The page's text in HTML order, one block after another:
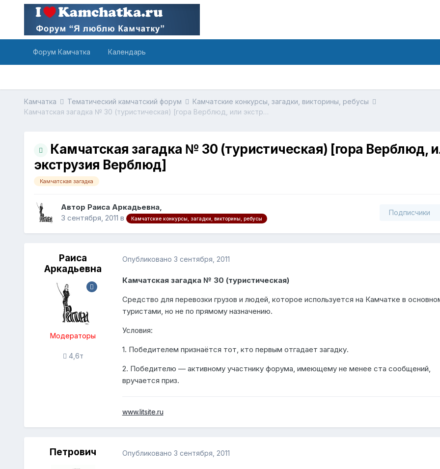
Форум Камчатка Календарь
Камчатка Тематический камчатский форум
Камчатские конкурсы, загадки, викторины, ребусы
Камчатская загадка № 30 (туристическая) [гора Верблюд, или экструзия Верблюд]
Камчатская загадка № 30 (туристическая) [гора Верблюд,
экструзия Верблюд]
Камчатская загадка
Автор Раиса Аркадьевна,
3 сентября, 2011 в Камчатские конкурсы, загадки, викторины, ребусы
Подписчики
Раиса
Аркадьевна
Модераторы
4,6т
Опубликовано 3 сентября, 2011
Камчатская загадка № 30 (туристическая)
Средство для перевозки грузов и людей, которое используется на Камчатке в
туристами, но не по прямому назначению.
Условия:
1. Победителем признаётся тот, кто первым отгадает загадку.
2. Победителю — активному участнику форума, имеющему не менее ста сообщений,
вручается приз.
www.litsite.ru
Петрович Опубликовано 3 сентября, 2011